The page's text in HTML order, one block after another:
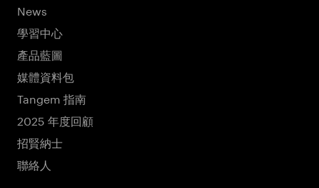
News
學習中心
產品藍圖
媒體資料包
Tangem 指南
2025 年度回顧
招賢納士
聯絡人